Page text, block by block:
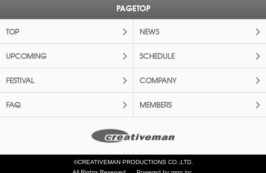
PAGETOP
TOP NEWS
UPCOMING SCHEDULE
FESTIVAL COMPANY
FAQ MEMBERS
©CREATIVEMAN PRODUCTIONS CO.,LTD.